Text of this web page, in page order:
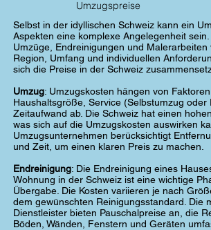
Selbst in der idyllischen Schweiz kann ein
Aspekten eine komplexe Angelegenheit
Umzüge, Endreinigungen und Malerarbeiten
Region, Umfang und individuellen
sich die Preise in der Schweiz
Umzug: Umzugskosten hängen von
Haushaltsgröße, Service (Selbstumzug oder
Zeitaufwand ab. Die Schweiz hat einen
was sich auf die Umzugskosten auswirken
Umzugsunternehmen berücksichtigt
und Zeit, um einen klaren Preis zu machen.
Endreinigung: Die Endreinigung eines
Wohnung in der Schweiz ist eine wichtige
Übergabe. Die Kosten variieren je nach
dem gewünschten Reinigungsstandard. Die
Dienstleister bieten Pauschalpreise an, die
Böden, Wänden, Fenstern und Geräten
Umzugspreise